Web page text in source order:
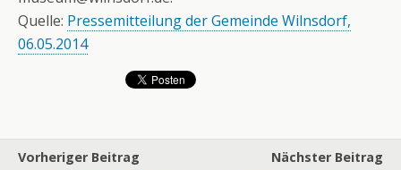
Quelle: Pressemitteilung der Gemeinde Wilnsdorf,
06.05.2014
Vorheriger Beitrag
Nächster Beitrag